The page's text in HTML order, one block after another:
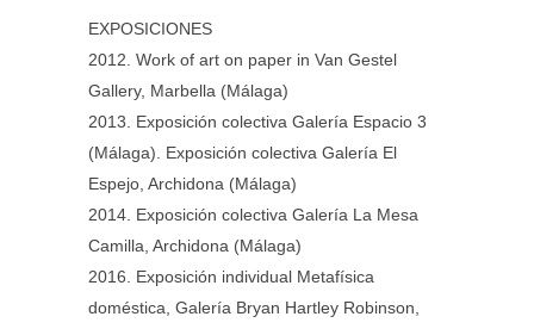
EXPOSICIONES
Work of art on paper in Van Gestel
Gallery, Marbella (Málaga)
Exposición colectiva Galería Espacio 3
(Málaga). Exposición colectiva Galería El
Espejo, Archidona (Málaga)
Exposición colectiva Galería La Mesa
Camilla, Archidona (Málaga)
Exposición individual Metafísica
doméstica, Galería Bryan Hartley Robinson,